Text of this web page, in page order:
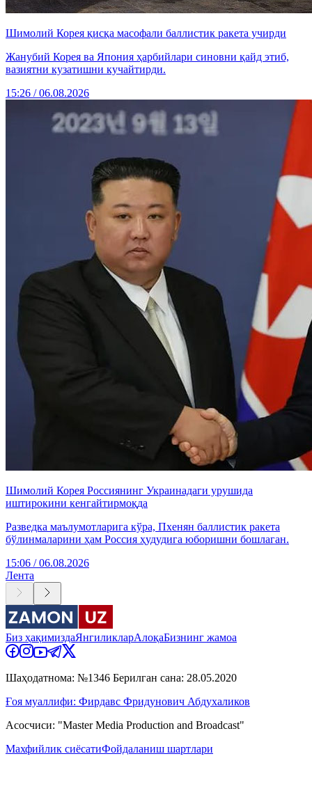
Шимолий Корея қисқа масофали баллистик ракета учирди
Жанубий Корея ва Япония ҳарбийлари синовни қайд этиб,
вазиятни кузатишни кучайтирди.
15:26 / 06.08.2026
Шимолий Корея Россиянинг Украинадаги урушида
иштирокини кенгайтирмоқда
Разведка маълумотларига кўра, Пхенян баллистик ракета
бўлинмаларини ҳам Россия ҳудудига юборишни бошлаган.
15:06 / 06.08.2026
Лента
Биз ҳақимиздаЯнгиликларАлоқаБизнинг жамоа
Шаҳодатнома: №1346 Берилган сана: 28.05.2020
Ғоя муаллифи: Фирдавс Фридунович Абдухаликов
Асосчиси: "Master Media Production and Broadcast"
Махфийлик сиёсатиФойдаланиш шартлари